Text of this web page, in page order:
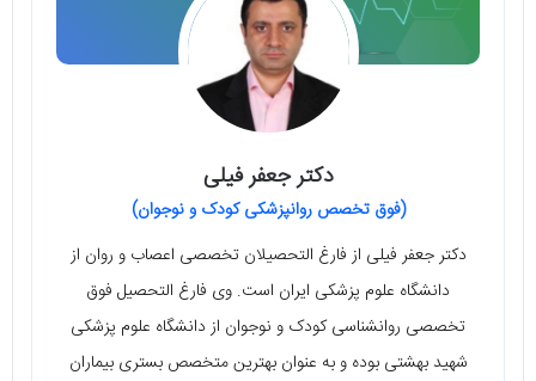
دکتر جعفر فیلی
(فوق تخصص روانپزشکی کودک و نوجوان)
دکتر جعفر فیلی از فارغ التحصیلان تخصصی اعصاب و روان از
دانشگاه علوم پزشکی ایران است. وی فارغ التحصیل فوق
تخصصی روانشناسی کودک و نوجوان از دانشگاه علوم پزشکی
شهید بهشتی بوده و به عنوان بهترین متخصص بستری بیماران